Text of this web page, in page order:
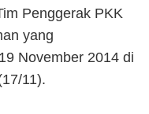
Penggerak PKK
yang
November 2014 di
11).